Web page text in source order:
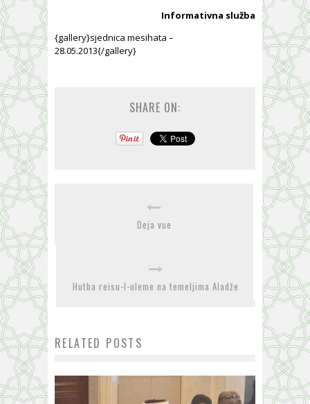
Informativna služba
{gallery}sjednica mesihata –
28.05.2013{/gallery}
SHARE ON:
Deja vue
Hutba reisu-l-uleme na temeljima Aladže
RELATED POSTS